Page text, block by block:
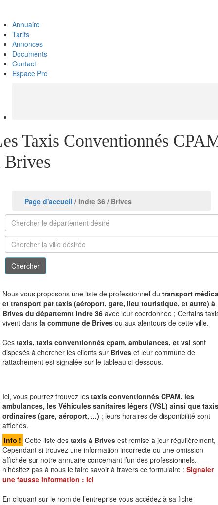
Annuaire
Tarifs
Annonces
Documents
Contact
Espace Pro
Taxis Conventionnés
Brives
Page d'accueil / Indre 36 / Brives
Nous vous proposons une liste de professionnel du transport
et transport par taxis (aéroport, gare, lieu touristique, et autre) à
Brives du départemnt Indre 36 avec leur coordonnée ; Certains
vivent dans la commune de Brives ou aux alentours de cette ville.
Ces taxis, taxis conventionnés cpam, ambulances, et vsl sont
disposés à chercher les clients sur Brives et leur commune de
rattachement est signalée sur le tableau ci-dessous.
Ici, vous pourrez trouvez les taxis conventionnés CPAM, les
ambulances, les Véhicules sanitaires légers (VSL) ainsi que taxis
ordinaires (gare, aéroport, ...) ; leurs horaires de disponibilité sont
affichés.
Info ! Cette liste des taxis à Brives est remise à jour régulièrement,
Cependant si trouvez une information incorrecte ou une omission
affichée sur notre annuaire concernant l’un des professionnels,
n’hésitez pas à nous le faire savoir à travers ce formulaire : Signaler
une fausse information : Ici
En cliquant sur le nom de l’entreprise vous accédez à sa fiche